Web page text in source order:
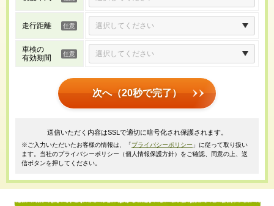
走行距離
車検の
有効期間
次へ（20秒で完了）
送信いただく内容はSSLで適切に暗号化され保護されます。
※ご入力いただいたお客様の情報は、「プライバシーポリシー 」に従って取り扱い
ます。当社のプライバシーポリシー（個人情報保護方針）をご確認、同意の上、送
信ボタンを押してください。